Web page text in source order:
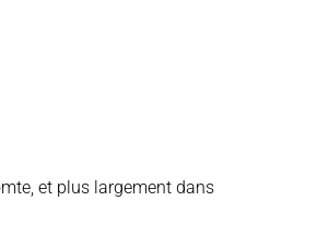
et plus largement dans